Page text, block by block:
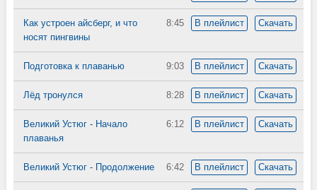
8:45 В плейлист Скачать
Как устроен айсберг, и что
носят пингвины
9:03 В плейлист Скачать
Подготовка к плаванью
8:28 В плейлист Скачать
Лёд тронулся
6:12 В плейлист Скачать
Великий Устюг - Начало
плаванья
6:42 В плейлист Скачать
Великий Устюг - Продолжение